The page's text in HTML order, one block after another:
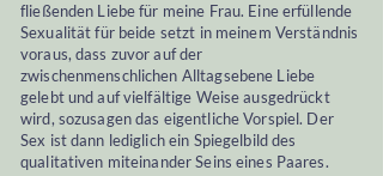
fließenden Liebe für meine Frau. Eine erfüllende
Sexualität für beide setzt in meinem Verständnis
voraus, dass zuvor auf der
zwischenmenschlichen Alltagsebene Liebe
gelebt und auf vielfältige Weise ausgedrückt
wird, sozusagen das eigentliche Vorspiel. Der
Sex ist dann lediglich ein Spiegelbild des
qualitativen miteinander Seins eines Paares.